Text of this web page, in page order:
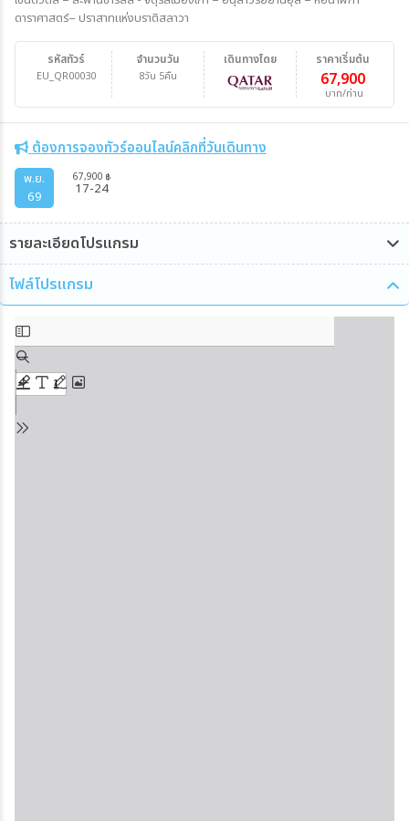
ดาราศาสตร์– ปราสาทแห่งบราติสลาวา
รหัสทัวร์
EU_QR00030
จำนวนวัน
8วัน 5คืน
ราคาเริ่มต้น
67,900
บาท/ท่าน
เดินทางโดย
ต้องการจองทัวร์ออนไลน์คลิกที่วันเดินทาง
พ.ย.
69
67,900 ฿
17-24
รายละเอียดโปรแกรม
ไฟล์โปรแกรม